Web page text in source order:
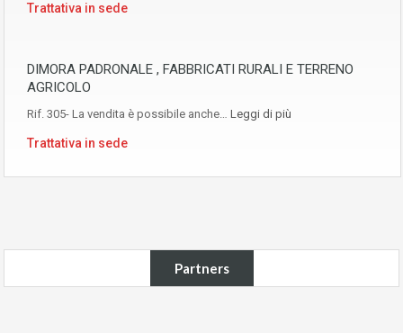
Trattativa in sede
DIMORA PADRONALE , FABBRICATI RURALI E TERRENO
AGRICOLO
Rif. 305- La vendita è possibile anche… Leggi di più
Trattativa in sede
Partners